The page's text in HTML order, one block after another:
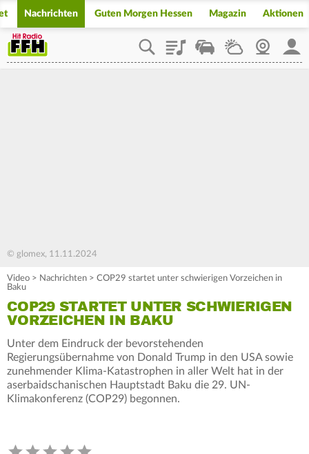
Nachrichten Guten Morgen Hessen Magazin Aktionen
PlaylistStaupilotWetterWebcam
© glomex, 11.11.2024
Video > Nachrichten > COP29 startet unter schwierigen Vorzeichen in
Baku
COP29 STARTET UNTER SCHWIERIGEN
VORZEICHEN IN BAKU
Unter dem Eindruck der bevorstehenden
Regierungsübernahme von Donald Trump in den USA sowie
zunehmender Klima-Katastrophen in aller Welt hat in der
aserbaidschanischen Hauptstadt Baku die 29. UN-
Klimakonferenz (COP29) begonnen.